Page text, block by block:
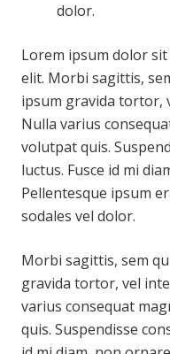
dolor.
Lorem ipsum dolor
elit. Morbi sagittis,
ipsum gravida tortor,
Nulla varius
volutpat quis.
luctus. Fusce id mi
Pellentesque ipsum
sodales vel dolor.
Morbi sagittis, sem
gravida tortor, vel
varius consequat
quis. Suspendisse